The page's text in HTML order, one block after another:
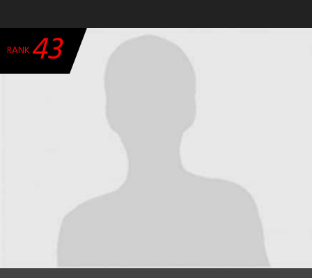
チーム・選手
加盟・登録
エントリー
JBCF ROAD SERIESとは
RANK43